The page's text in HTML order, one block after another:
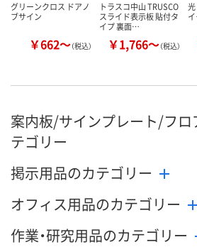
グリーンクロス ドアノ
ブサイン
￥662～（税込）
トラスコ中山 TRUSCO
スライド表示板 貼付タ
イプ 裏面…
￥1,766～（税込）
案内板/サインプレート/フロ
テゴリー
掲示用品のカテゴリー
オフィス用品のカテゴリー
作業・研究用品のカテゴリー